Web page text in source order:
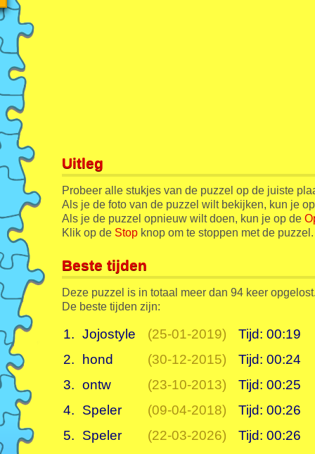
Uitleg
Probeer alle stukjes van de puzzel op de juiste
Als je de foto van de puzzel wilt bekijken, kun je
Als je de puzzel opnieuw wilt doen, kun je op de
Klik op de Stop knop om te stoppen met de puzzel.
Beste tijden
Deze puzzel is in totaal meer dan 94 keer
De beste tijden zijn:
1. Jojostyle (25-01-2019)
Tijd: 00:19
2.
hond (30-12-2015)
Tijd: 00:24
3. ontw (23-10-2013)
Tijd: 00:25
4.
Speler (09-04-2018)
Tijd: 00:26
5.
Speler (22-03-2026) Tijd: 00:26